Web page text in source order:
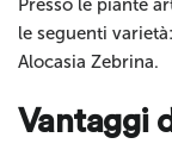
le seguenti
Alocasia Zebrina.
Vantaggi